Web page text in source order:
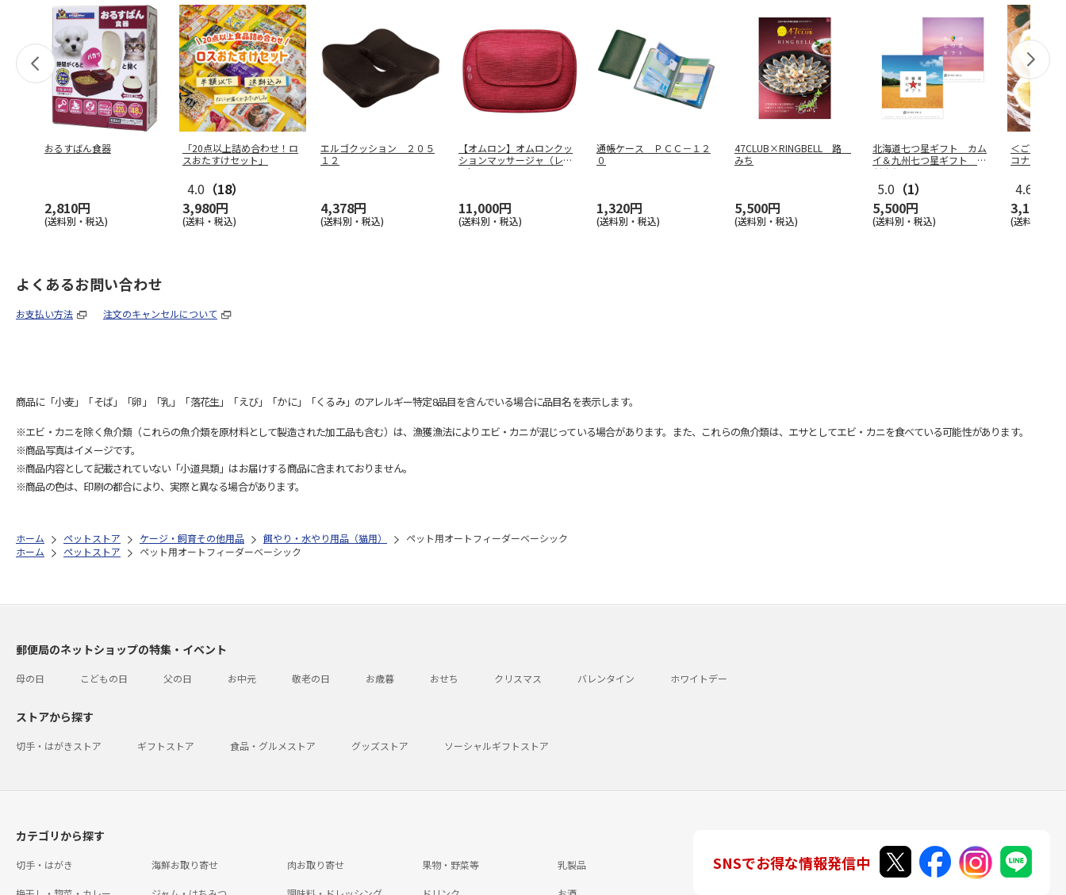
おるすばん食器
2,810円
(送料別・税込)
「20点以上詰め合わせ！ロ
スおたすけセット」
4.0 （18）
3,980円
(送料・税込)
エルゴクッション ２０５
１２
4,378円
(送料別・税込)
【オムロン】オムロンクッ
ションマッサージャ（レッ
ド） ＨＭ
11,000円
(送料別・税込)
通帳ケース ＰＣＣ－１２
０
1,320円
(送料別・税込)
47CLUB×RINGBELL 路
みち
5,500円
(送料別・税込)
北海道七つ星ギフト カム
イ＆九州七つ星ギフト ひ
だまり
5.0 （1）
5,500円
(送料別・税込)
＜ご自宅用
コナツ）家
4.6
3,140円
(送料・税込)
よくあるお問い合わせ
お支払い方法 注文のキャンセルについて
商品に「小麦」「そば」「卵」「乳」「落花生」「えび」「かに」「くるみ」のアレルギー特定8品目を含んでいる場合に品目名を表示します。
※エビ・カニを除く魚介類（これらの魚介類を原材料として製造された加工品も含む）は、漁獲漁法によりエビ・カニが混じっている場合があります。また、これらの魚介類は、エサとしてエビ・カニを食べている可能性があります。
※商品写真はイメージです。
※商品内容として記載されていない「小道具類」はお届けする商品に含まれておりません。
※商品の色は、印刷の都合により、実際と異なる場合があります。
ホーム ペットストア ケージ・飼育その他用品 餌やり・水やり用品（猫用）
ペット用オートフィーダーベーシック
ホーム
ペットストア ペット用オートフィーダーベーシック
郵便局のネットショップの特集・イベント
母の日 こどもの日 父の日 お中元 敬老の日 お歳暮 おせち クリスマス バレンタイン ホワイトデー
ストアから探す
切手・はがきストア ギフトストア 食品・グルメストア グッズストア ソーシャルギフトストア
カテゴリから探す
切手・はがき 海鮮お取り寄せ 肉お取り寄せ 果物・野菜等 乳製品 SNSでお得な情報発信中